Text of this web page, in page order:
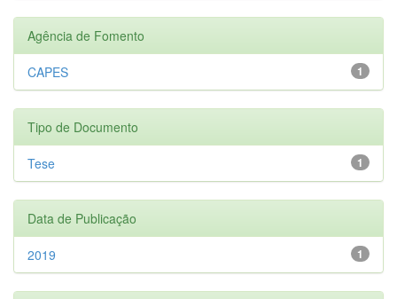
Agência de Fomento
1
CAPES
Tipo de Documento
1
Tese
Data de Publicação
1
2019